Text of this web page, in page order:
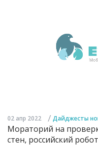
02 апр 2022 / Дайджесты
Мораторий на
стен, российский